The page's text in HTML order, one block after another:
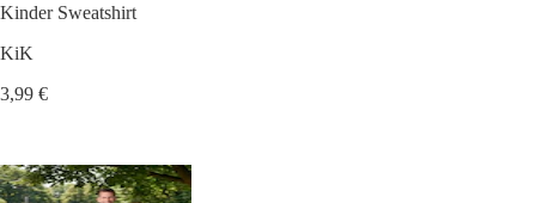
Kinder Sweatshirt
KiK
3,99 €